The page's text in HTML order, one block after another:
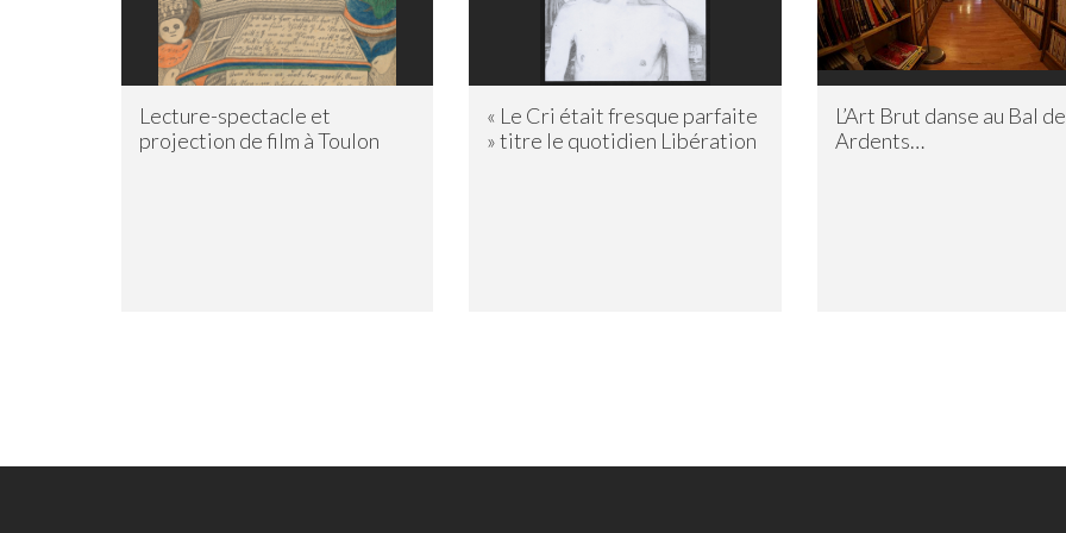
Lecture-spectacle et
projection de film à Toulon
« Le Cri était fresque parfaite
» titre le quotidien Libération
L’Art Brut danse au Bal
Ardents…